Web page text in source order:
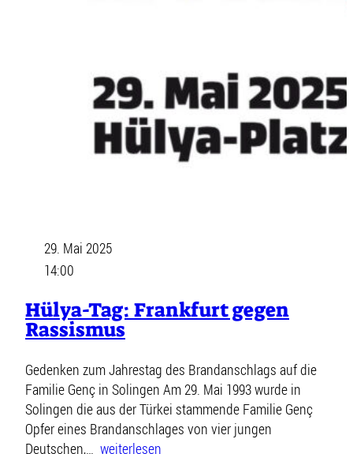
29. Mai 2025
14:00
Hülya-Tag: Frankfurt gegen
Rassismus
Gedenken zum Jahrestag des Brandanschlags auf die
Familie Genç in Solingen Am 29. Mai 1993 wurde in
Solingen die aus der Türkei stammende Familie Genç
Opfer eines Brandanschlages von vier jungen
Deutschen,…
weiterlesen